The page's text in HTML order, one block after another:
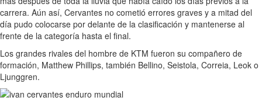
carrera. Aún así, Cervantes no cometió errores graves y a mitad del
día pudo colocarse por delante de la clasificación y mantenerse al
frente de la categoría hasta el final.
Los grandes rivales del hombre de KTM fueron su compañero de
formación, Matthew Phillips, también Bellino, Seistola, Correia, Leok o
Ljunggren.